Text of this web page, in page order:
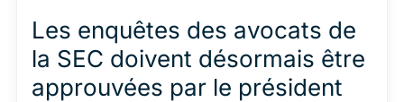
Les enquêtes des avocats de
la SEC doivent désormais être
approuvées par le président